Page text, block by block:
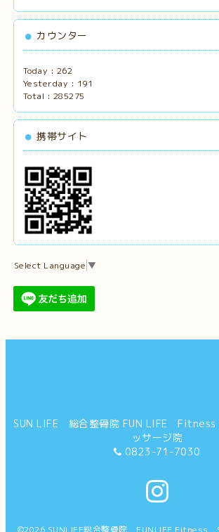
カウンター
Today : 262
Yesterday : 191
Total : 285275
携帯サイト
Select Language ▼
SUN LIFE 総合整骨院 FUN LIFE Fitness
ッサージ院
0823-71-7030